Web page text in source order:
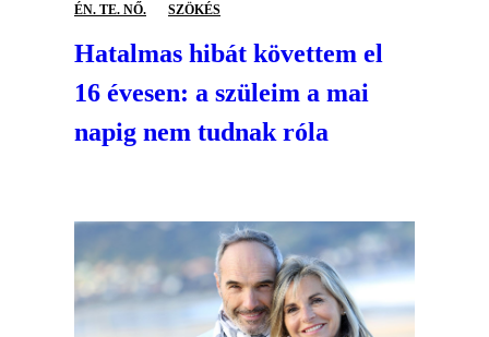
ÉN. TE. NŐ. SZÖKÉS
Hatalmas hibát követtem el
16 évesen: a szüleim a mai
napig nem tudnak róla